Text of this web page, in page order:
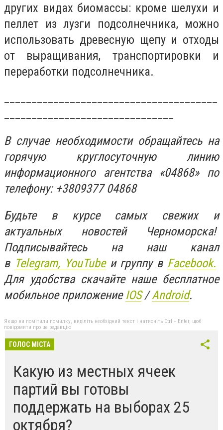
других видах биомассы: кроме шелухи и
пеллет из лузги подсолнечника, можно
использовать древесную щепу и отходы
от выращивания, транспортировки и
переработки подсолнечника.
В случае необходимости обращайтесь на
горячую круглосуточную линию
информационного агентства «04868» по
телефону: +3809377 04868
Будьте в курсе самых свежих и
актуальных новостей Черноморска!
Подписывайтесь на наш канал
в Telegram, YouTubeи группу в Facebook.
Для удобства скачайте наше бесплатное
мобильное приложение IOS/Android.
Якщо ви помітили помилку, виділіть необхідний текст і натисніть Ctrl + Enter, щоб
повідомити про це редакцію
ГОЛОС МІСТА
Какую из местных ячеек
партий вы готовы
поддержать на выборах 25
октября?